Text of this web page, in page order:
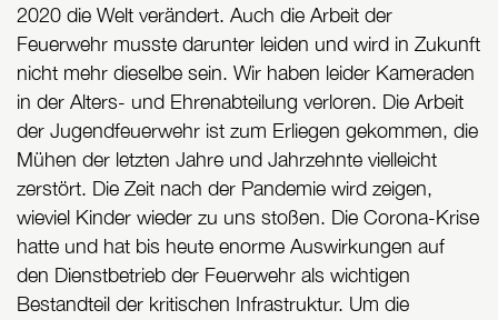
2020 die Welt verändert. Auch die Arbeit der
Feuerwehr musste darunter leiden und wird in Zukunft
nicht mehr dieselbe sein. Wir haben leider Kameraden
in der Alters- und Ehrenabteilung verloren. Die Arbeit
der Jugendfeuerwehr ist zum Erliegen gekommen, die
Mühen der letzten Jahre und Jahrzehnte vielleicht
zerstört. Die Zeit nach der Pandemie wird zeigen,
wieviel Kinder wieder zu uns stoßen. Die Corona-Krise
hatte und hat bis heute enorme Auswirkungen auf
den Dienstbetrieb der Feuerwehr als wichtigen
Bestandteil der kritischen Infrastruktur. Um die